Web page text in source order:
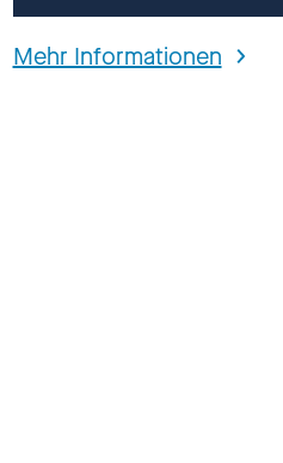
Mehr Informationen